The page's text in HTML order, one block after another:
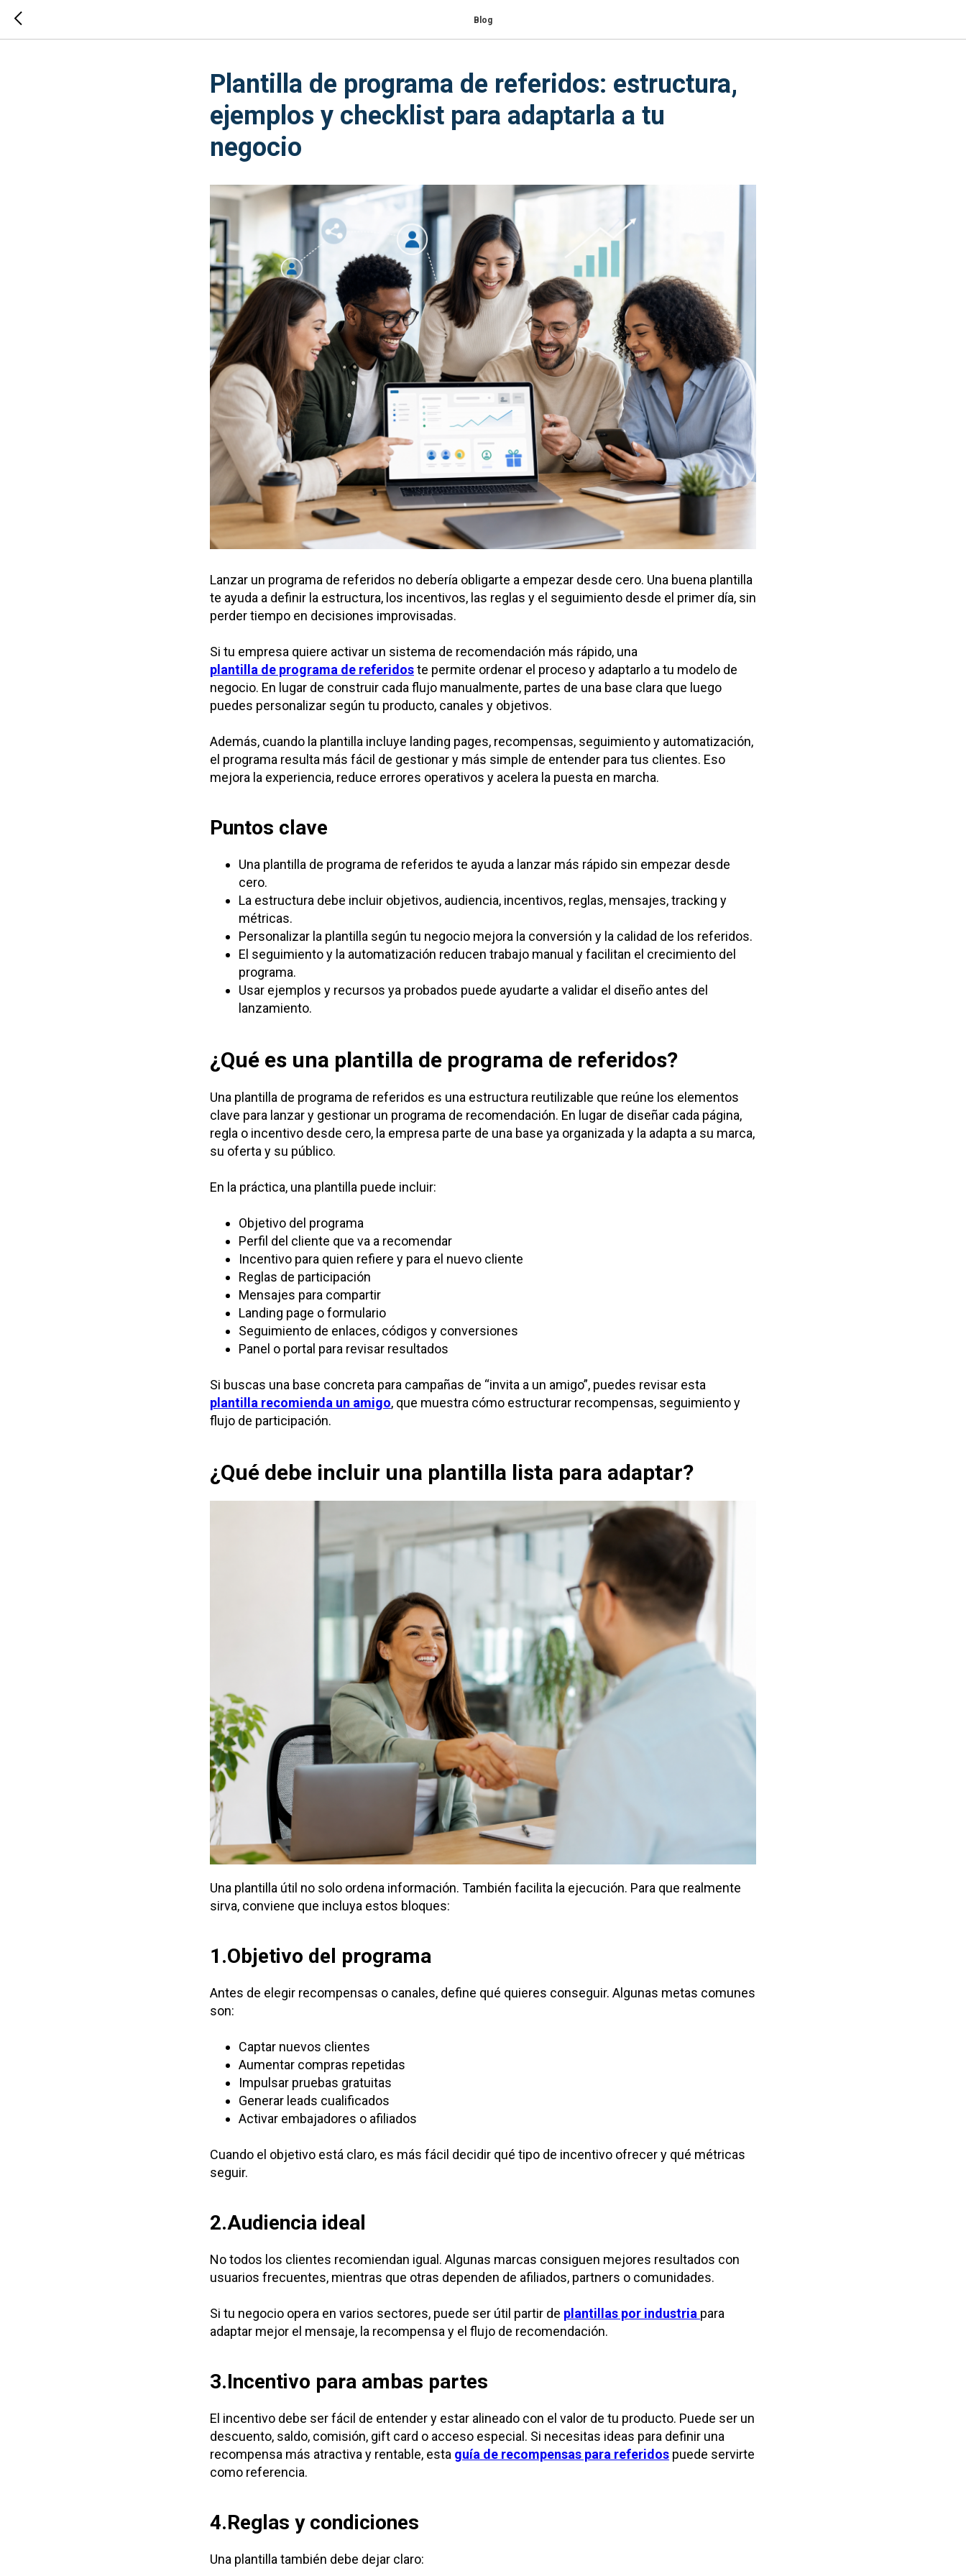
Blog
Plantilla de programa de referidos: estructura,
ejemplos y checklist para adaptarla a tu
negocio
Lanzar un programa de referidos no debería obligarte a empezar desde cero. Una buena plantilla
te ayuda a definir la estructura, los incentivos, las reglas y el seguimiento desde el primer día, sin
perder tiempo en decisiones improvisadas.
Si tu empresa quiere activar un sistema de recomendación más rápido, una
plantilla de programa de referidoste permite ordenar el proceso y adaptarlo a tu modelo de
negocio. En lugar de construir cada flujo manualmente, partes de una base clara que luego
puedes personalizar según tu producto, canales y objetivos.
Además, cuando la plantilla incluye landing pages, recompensas, seguimiento y automatización,
el programa resulta más fácil de gestionar y más simple de entender para tus clientes. Eso
mejora la experiencia, reduce errores operativos y acelera la puesta en marcha.
Puntos clave
Una plantilla de programa de referidos te ayuda a lanzar más rápido sin empezar desde
cero.
La estructura debe incluir objetivos, audiencia, incentivos, reglas, mensajes, tracking y
métricas.
Personalizar la plantilla según tu negocio mejora la conversión y la calidad de los referidos.
El seguimiento y la automatización reducen trabajo manual y facilitan el crecimiento del
programa.
Usar ejemplos y recursos ya probados puede ayudarte a validar el diseño antes del
lanzamiento.
¿Qué es una plantilla de programa de referidos?
Una plantilla de programa de referidos es una estructura reutilizable que reúne los elementos
clave para lanzar y gestionar un programa de recomendación. En lugar de diseñar cada página,
regla o incentivo desde cero, la empresa parte de una base ya organizada y la adapta a su marca,
su oferta y su público.
En la práctica, una plantilla puede incluir:
Objetivo del programa
Perfil del cliente que va a recomendar
Incentivo para quien refiere y para el nuevo cliente
Reglas de participación
Mensajes para compartir
Landing page o formulario
Seguimiento de enlaces, códigos y conversiones
Panel o portal para revisar resultados
Si buscas una base concreta para campañas de “invita a un amigo”, puedes revisar esta
plantilla recomienda un amigo, que muestra cómo estructurar recompensas, seguimiento y
flujo de participación.
¿Qué debe incluir una plantilla lista para adaptar?
Una plantilla útil no solo ordena información. También facilita la ejecución. Para que realmente
sirva, conviene que incluya estos bloques:
1.Objetivo del programa
Antes de elegir recompensas o canales, define qué quieres conseguir. Algunas metas comunes
son:
Captar nuevos clientes
Aumentar compras repetidas
Impulsar pruebas gratuitas
Generar leads cualificados
Activar embajadores o afiliados
Cuando el objetivo está claro, es más fácil decidir qué tipo de incentivo ofrecer y qué métricas
seguir.
2.Audiencia ideal
No todos los clientes recomiendan igual. Algunas marcas consiguen mejores resultados con
usuarios frecuentes, mientras que otras dependen de afiliados, partners o comunidades.
Si tu negocio opera en varios sectores, puede ser útil partir de plantillas por industria para
adaptar mejor el mensaje, la recompensa y el flujo de recomendación.
3.Incentivo para ambas partes
El incentivo debe ser fácil de entender y estar alineado con el valor de tu producto. Puede ser un
descuento, saldo, comisión, gift card o acceso especial. Si necesitas ideas para definir una
recompensa más atractiva y rentable, esta guía de recompensas para referidos puede servirte
como referencia.
4.Reglas y condiciones
Una plantilla también debe dejar claro: